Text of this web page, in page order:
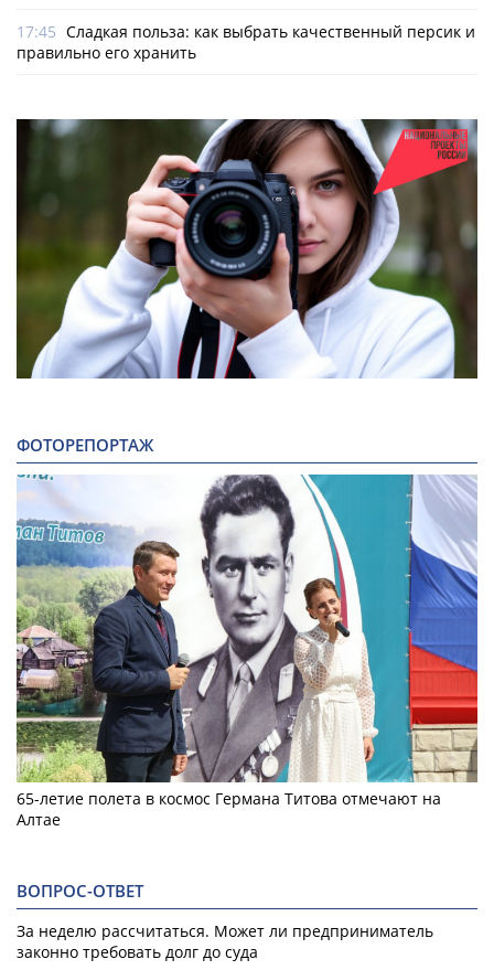
17:45 Сладкая польза: как выбрать качественный персик и
правильно его хранить
ФОТОРЕПОРТАЖ
65-летие полета в космос Германа Титова отмечают на
Алтае
ВОПРОС-ОТВЕТ
За неделю рассчитаться. Может ли предприниматель
законно требовать долг до суда